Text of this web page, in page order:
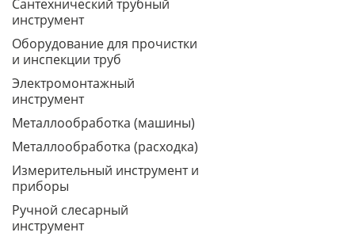
Сантехнический трубный
инструмент
Оборудование для прочистки
и инспекции труб
Электромонтажный
инструмент
Металлообработка (машины)
Металлообработка (расходка)
Измерительный инструмент и
приборы
Ручной слесарный
инструмент